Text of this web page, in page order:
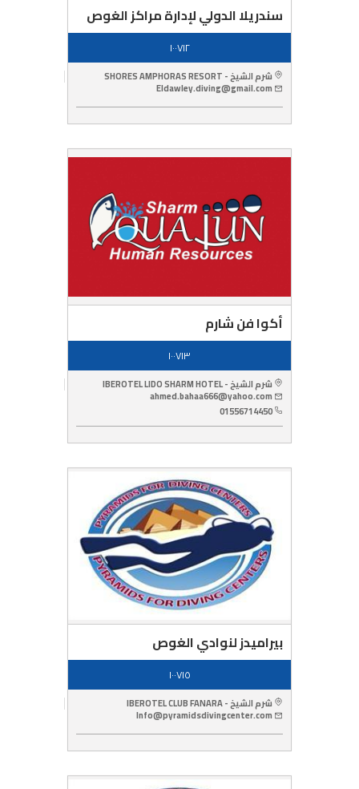
سندريلا الدولي لإدارة مراكز الغوص
١٠٠٧١٢
شرم الشيخ - SHORES AMPHORAS RESORT
Eldawley.diving@gmail.com
أكوا فن شارم
١٠٠٧١٣
شرم الشيخ - IBEROTEL LIDO SHARM HOTEL
ahmed.bahaa666@yahoo.com
01556714450
بيراميدز لنوادي الغوص
١٠٠٧١٥
شرم الشيخ - IBEROTEL CLUB FANARA
Info@pyramidsdivingcenter.com